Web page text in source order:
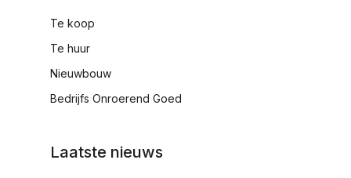
Te koop
Te huur
Nieuwbouw
Bedrijfs Onroerend Goed
Laatste nieuws